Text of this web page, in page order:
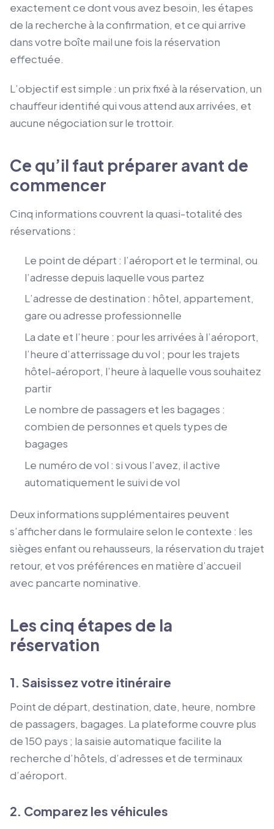
exactement ce dont vous avez besoin, les étapes
de la recherche à la confirmation, et ce qui arrive
dans votre boîte mail une fois la réservation
effectuée.
L’objectif est simple : un prix fixé à la réservation, un
chauffeur identifié qui vous attend aux arrivées, et
aucune négociation sur le trottoir.
Ce qu’il faut préparer avant de
commencer
Cinq informations couvrent la quasi-totalité des
réservations :
Le point de départ : l’aéroport et le terminal, ou
l’adresse depuis laquelle vous partez
L’adresse de destination : hôtel, appartement,
gare ou adresse professionnelle
La date et l’heure : pour les arrivées à l’aéroport,
l’heure d’atterrissage du vol ; pour les trajets
hôtel-aéroport, l’heure à laquelle vous souhaitez
partir
Le nombre de passagers et les bagages :
combien de personnes et quels types de
bagages
Le numéro de vol : si vous l’avez, il active
automatiquement le suivi de vol
Deux informations supplémentaires peuvent
s’afficher dans le formulaire selon le contexte : les
sièges enfant ou rehausseurs, la réservation du trajet
retour, et vos préférences en matière d’accueil
avec pancarte nominative.
Les cinq étapes de la
réservation
1. Saisissez votre itinéraire
Point de départ, destination, date, heure, nombre
de passagers, bagages. La plateforme couvre plus
de 150 pays ; la saisie automatique facilite la
recherche d’hôtels, d’adresses et de terminaux
d’aéroport.
2. Comparez les véhicules